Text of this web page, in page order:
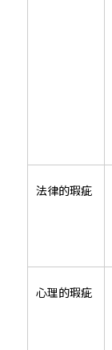
法律的瑕疵
心理的瑕疵